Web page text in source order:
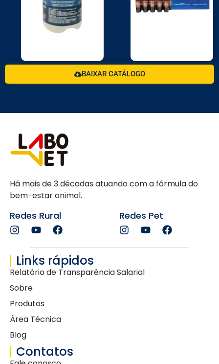
BAIXAR CATÁLOGO
Há mais de 3 décadas atuando com a fórmula do
bem-estar animal.
Redes Rural Redes Pet
Links rápidos
Relatório de Transparência Salarial
Sobre
Produtos
Área Técnica
Blog
Contatos